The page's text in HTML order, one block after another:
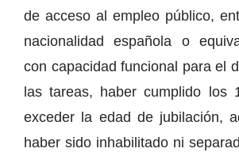
de acceso al empleo público,
nacionalidad española o
con capacidad funcional para el
las tareas, haber cumplido los
exceder la edad de jubilación,
haber sido inhabilitado ni